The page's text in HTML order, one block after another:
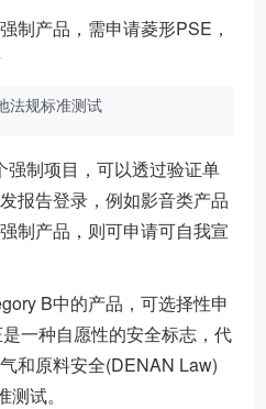
制产品，需申请菱形PSE，
法规标准测试
制项目，可以透过验证单
报告登录，例如影音类产品
制产品，则可申请可自我宣
B中的产品，可选择性申
一种自愿性的安全标志，代
和原料安全(DENAN Law)
试。